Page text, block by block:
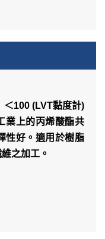
(LVT黏度計)
業上的丙烯酸酯共
性好。適用於樹脂
之加工。